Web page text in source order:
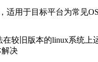
适用于目标平台为常见
较旧版本的linux系统上
解决